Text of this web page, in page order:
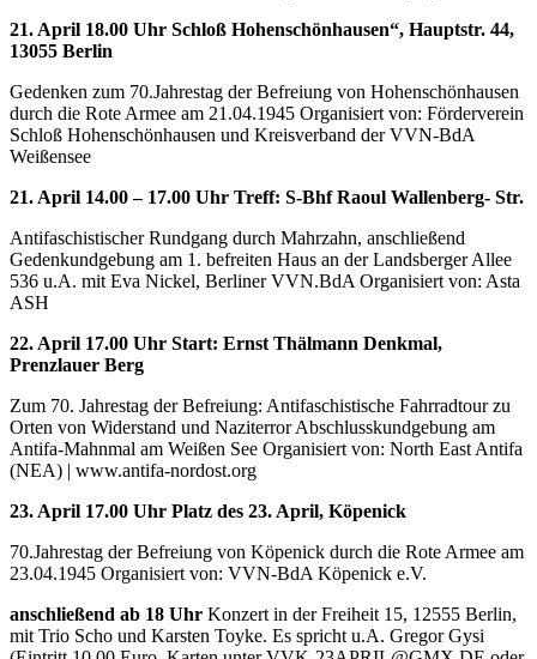
21. April 18.00 Uhr Schloß Hohenschönhausen“, Hauptstr. 44,
13055 Berlin
Gedenken zum 70.Jahrestag der Befreiung von Hohenschönhausen
durch die Rote Armee am 21.04.1945 Organisiert von: Förderverein
Schloß Hohenschönhausen und Kreisverband der VVN-BdA
Weißensee
21. April 14.00 – 17.00 Uhr Treff: S-Bhf Raoul Wallenberg- Str.
Antifaschistischer Rundgang durch Mahrzahn, anschließend
Gedenkundgebung am 1. befreiten Haus an der Landsberger Allee
536 u.A. mit Eva Nickel, Berliner VVN.BdA Organisiert von: Asta
ASH
22. April 17.00 Uhr Start: Ernst Thälmann Denkmal,
Prenzlauer Berg
Zum 70. Jahrestag der Befreiung: Antifaschistische Fahrradtour zu
Orten von Widerstand und Naziterror Abschlusskundgebung am
Antifa-Mahnmal am Weißen See Organisiert von: North East Antifa
(NEA) | www.antifa-nordost.org
23. April 17.00 Uhr Platz des 23. April, Köpenick
70.Jahrestag der Befreiung von Köpenick durch die Rote Armee am
23.04.1945 Organisiert von: VVN-BdA Köpenick e.V.
anschließend ab 18 Uhr Konzert in der Freiheit 15, 12555 Berlin,
mit Trio Scho und Karsten Toyke. Es spricht u.A. Gregor Gysi